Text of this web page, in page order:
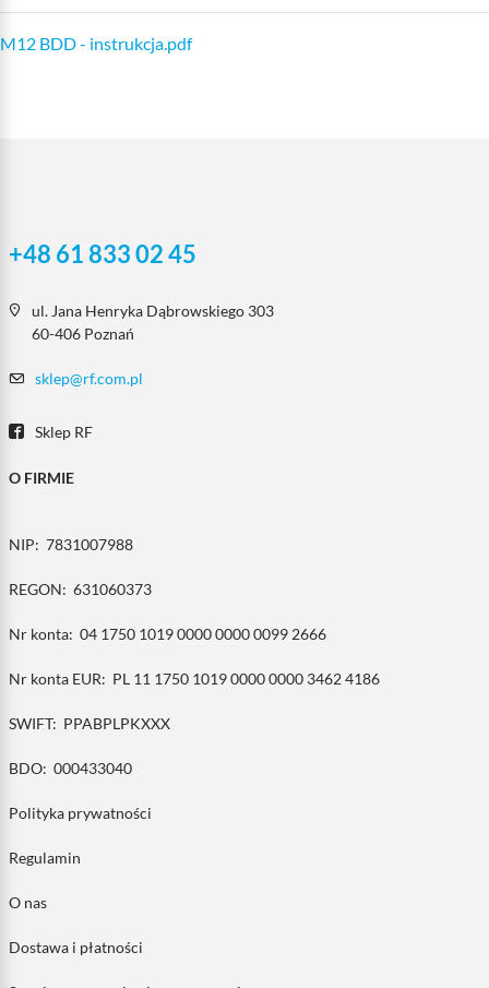
M12 BDD - instrukcja.pdf
+48 61 833 02 45
ul. Jana Henryka Dąbrowskiego 303
60-406 Poznań
sklep@rf.com.pl
Sklep RF
O FIRMIE
NIP: 7831007988
REGON: 631060373
Nr konta: 04 1750 1019 0000 0000 0099 2666
Nr konta EUR: PL 11 1750 1019 0000 0000 3462 4186
SWIFT: PPABPLPKXXX
BDO: 000433040
Polityka prywatności
Regulamin
O nas
Dostawa i płatności